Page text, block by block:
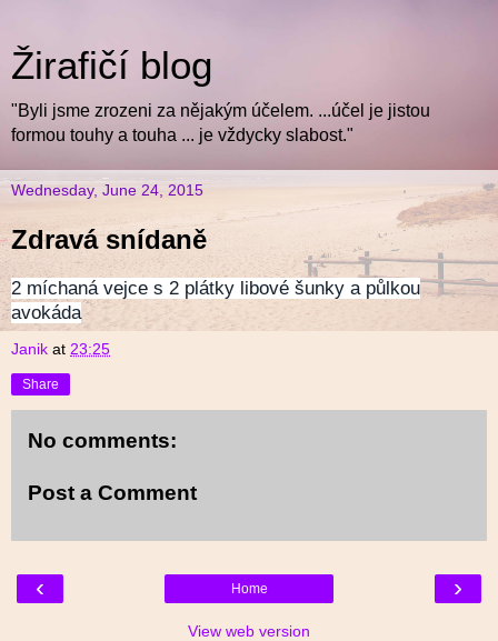
Žirafičí blog
"Byli jsme zrozeni za nějakým účelem. ...účel je jistou
formou touhy a touha ... je vždycky slabost."
Wednesday, June 24, 2015
Zdravá snídaně
2 míchaná vejce s 2 plátky libové šunky a půlkou
avokáda
Janik at 23:25
Share
No comments:
Post a Comment
‹ ›
Home
View web version